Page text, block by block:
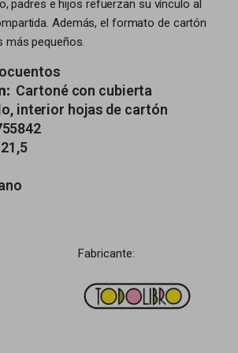
padres e hijos refuerzan su vínculo al
Además, el formato de cartón
más pequeños.
Cartoné con cubierta
interior hojas de cartón
Fabricante: